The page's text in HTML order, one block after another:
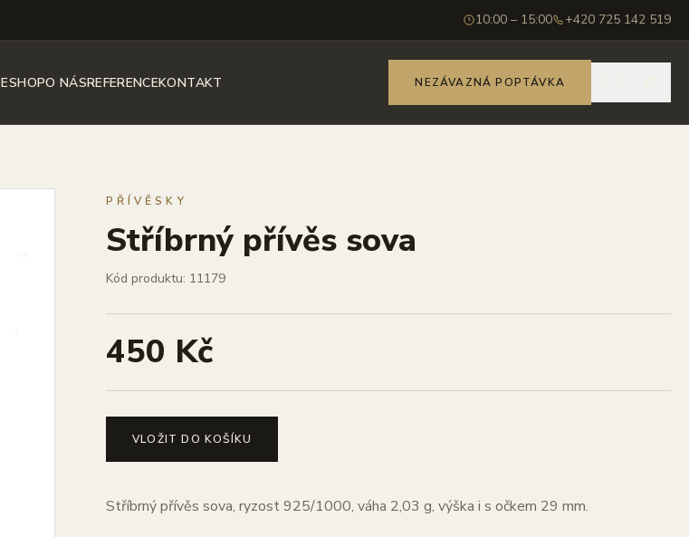
10:00 – 15:00 +420 725 142 519
ESHOPO NÁSREFERENCEKONTAKT NEZÁVAZNÁ POPTÁVKA
PŘÍVĚSKY
Stříbrný přívěs sova
Kód produktu: 11179
450 Kč
VLOŽIT DO KOŠÍKU
Stříbrný přívěs sova, ryzost 925/1000, váha 2,03 g, výška i s očkem 29 mm.